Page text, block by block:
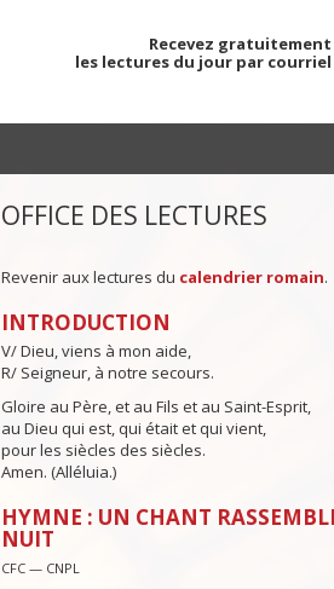
Recevez gratuitement
les lectures du jour par courriel
OFFICE DES LECTURES
Revenir aux lectures du calendrier romain.
INTRODUCTION
V/ Dieu, viens à mon aide,
R/ Seigneur, à notre secours.
Gloire au Père, et au Fils et au Saint-Esprit,
au Dieu qui est, qui était et qui vient,
pour les siècles des siècles.
Amen. (Alléluia.)
HYMNE : UN CHANT
NUIT
CFC — CNPL